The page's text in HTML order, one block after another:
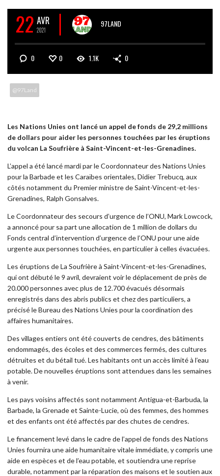
22 AVR
2021
97LAND
0 0 1.1K 0
@97Land
Les Nations Unies ont lancé un appel de fonds de 29,2 millions
de dollars pour aider les personnes touchées par les éruptions
du volcan La Soufrière à Saint-Vincent-et-les-Grenadines.
L’appel a été lancé mardi par le Coordonnateur des Nations Unies
pour la Barbade et les Caraïbes orientales, Didier Trebucq, aux
côtés notamment du Premier ministre de Saint-Vincent-et-les-
Grenadines, Ralph Gonsalves.
Le Coordonnateur des secours d’urgence de l’ONU, Mark Lowcock,
a annoncé pour sa part une allocation de 1 million de dollars du
Fonds central d’intervention d’urgence de l’ONU pour une aide
urgente aux personnes touchées, en particulier à celles évacuées.
Les éruptions de La Soufrière à Saint-Vincent-et-les-Grenadines,
qui ont débuté le 9 avril, devraient voir le déplacement de près de
20.000 personnes avec plus de 12.700 évacués désormais
enregistrés dans des abris publics et chez des particuliers, a
précisé le Bureau des Nations Unies pour la coordination des
affaires humanitaires.
Des villages entiers ont été couverts de cendres, des bâtiments
endommagés, des écoles et des commerces fermés, des cultures
détruites et du bétail tué. Les habitants ont un accès limité à l’eau
potable. De nouvelles éruptions sont attendues dans les semaines
à venir.
Les pays voisins affectés sont notamment Antigua-et-Barbuda, la
Barbade, la Grenade et Sainte-Lucie, où des femmes, des hommes
et des enfants ont été affectés par des chutes de cendres.
Le financement levé dans le cadre de l’appel de fonds des Nations
Unies fournira une aide humanitaire vitale immédiate, y compris une
aide en espèces et de l’eau potable, et soutiendra une reprise
durable, notamment par la réparation des maisons et le soutien aux